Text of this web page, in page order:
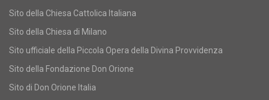
Sito della Chiesa Cattolica Italiana
Sito della Chiesa di Milano
Sito ufficiale della Piccola Opera della Divina Provvidenza
Sito della Fondazione Don Orione
Sito di Don Orione Italia